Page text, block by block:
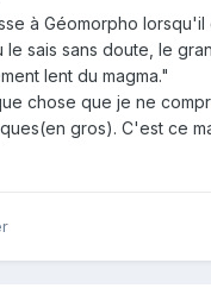
à Géomorpho lorsqu'il
le sais sans doute, le
lent du magma."
chose que je ne
gros). C'est ce